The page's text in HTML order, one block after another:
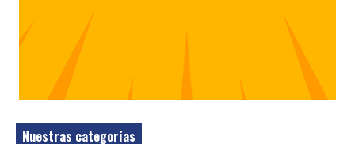
Nuestras categorías